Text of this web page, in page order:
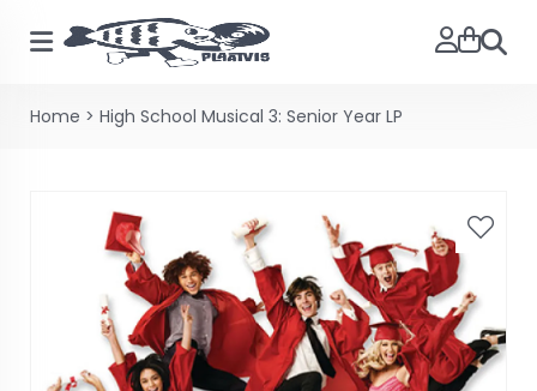
Home > High School Musical 3: Senior Year LP